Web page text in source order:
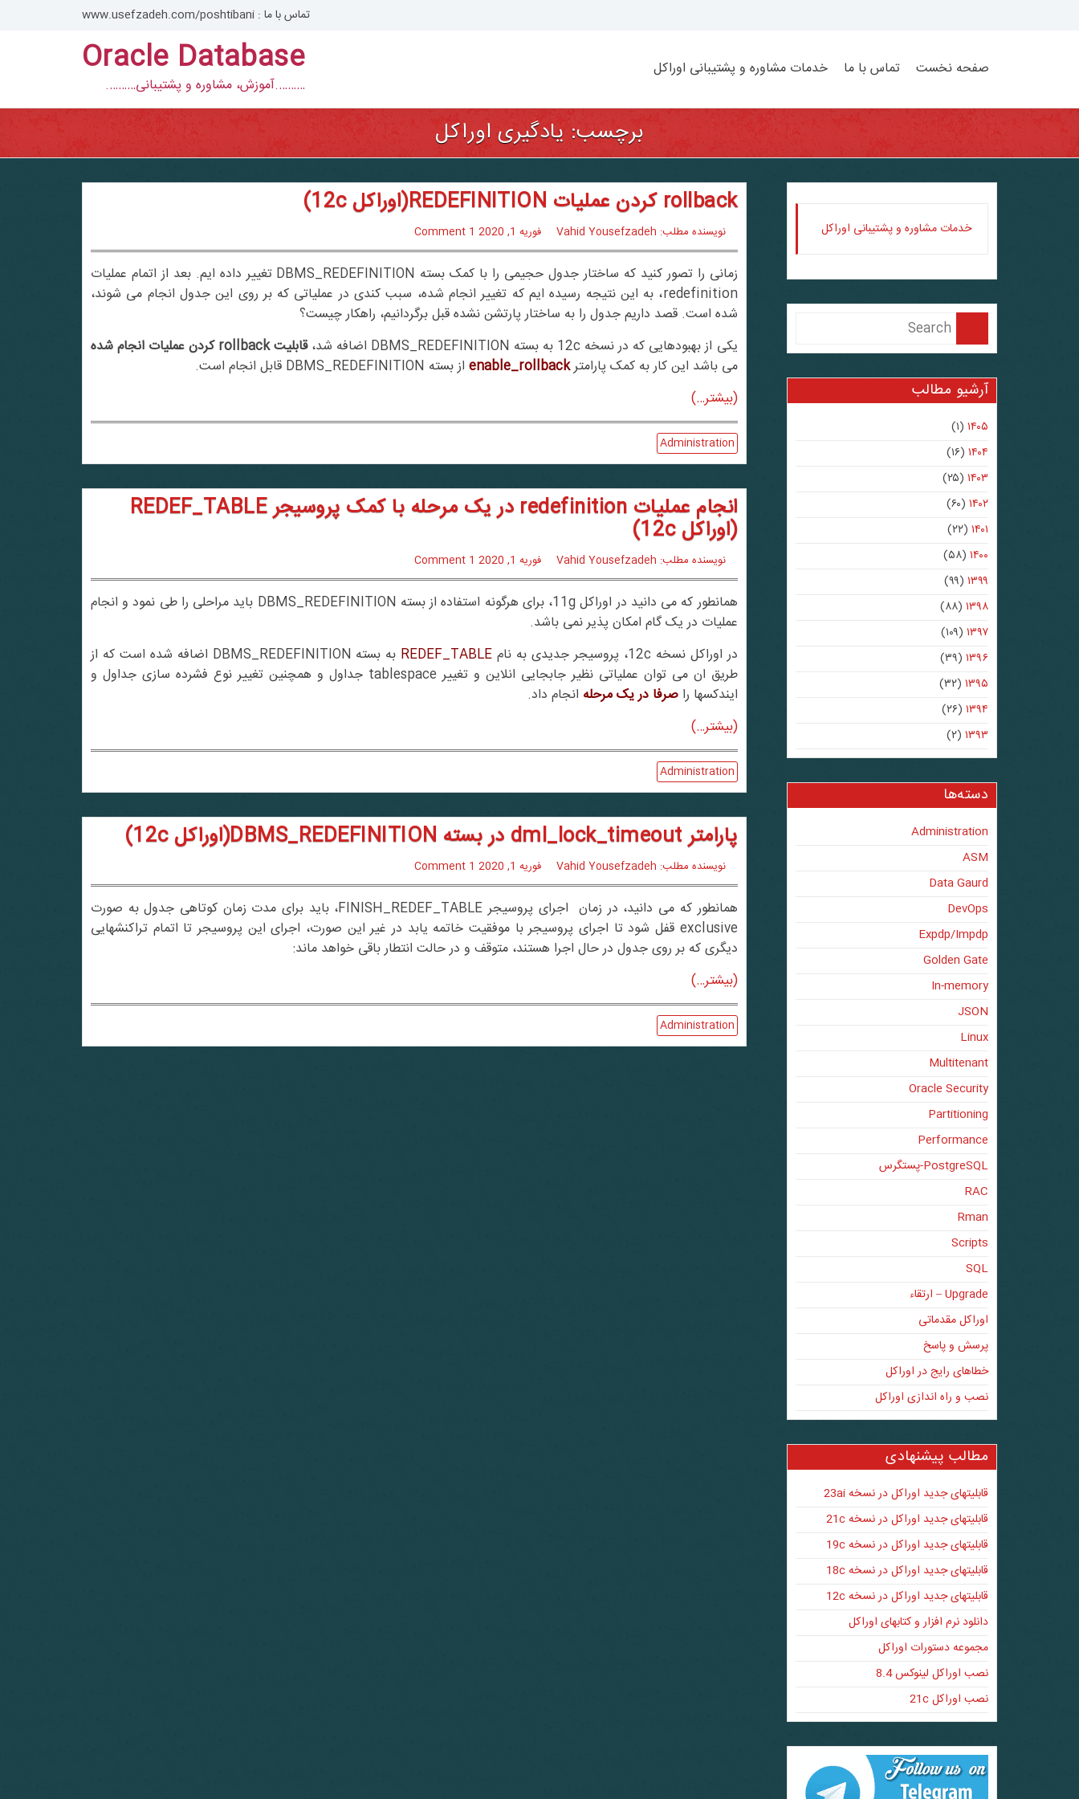
تماس با ما : www.usefzadeh.com/poshtibani
Oracle Database
……….آموزش، مشاوره و پشتیبانی……….
خدمات مشاوره و پشتیبانی اوراکل تماس با ما صفحه نخست
برچسب:یادگیری اوراکل
rollback کردن عملیات REDEFINITION(اوراکل 12c)
نویسنده مطلب: Vahid Yousefzadeh فوریه 1, 2020 1 Comment
زمانی را تصور کنید که ساختار جدول حجیمی را با کمک بسته DBMS_REDEFINITION تغییر داده ایم. بعد از اتمام عملیات
redefinition، به این نتیجه رسیده ایم که تغییر انجام شده، سبب کندی در عملیاتی که بر روی این جدول انجام می شوند،
شده است. قصد داریم جدول را به ساختار پارتشن نشده قبل برگردانیم، راهکار چیست؟
یکی از بهبودهایی که در نسخه 12c به بسته DBMS_REDEFINITION اضافه شد،
قابلیت rollback کردن عملیات انجام شده
می باشد این کار به کمک پارامترenable_rollback از بسته DBMS_REDEFINITION قابل انجام است.
(بیشتر…)
Administration
انجام عملیات redefinition در یک مرحله با کمک پروسیجر REDEF_TABLE
(اوراکل 12c)
نویسنده مطلب: Vahid Yousefzadeh فوریه 1, 2020 1 Comment
همانطور که می دانید در اوراکل 11g، برای هرگونه استفاده از بسته DBMS_REDEFINITION باید مراحلی را طی نمود و انجام
عملیات در یک گام امکان پذیر نمی باشد.
در اوراکل نسخه 12c، پروسیجر جدیدی به نام
REDEF_TABLE
به بسته DBMS_REDEFINITION اضافه شده است که از
طریق ان می توان عملیاتی نظیر جابجایی انلاین و تغییر tablespace جداول و همچنین تغییر نوع فشرده سازی جداول و
ایندکسها راصرفا در یک مرحله انجام داد.
(بیشتر…)
Administration
پارامتر dml_lock_timeout در بسته DBMS_REDEFINITION(اوراکل 12c)
نویسنده مطلب: Vahid Yousefzadeh فوریه 1, 2020 1 Comment
همانطور که می دانید، در زمان اجرای پروسیجر FINISH_REDEF_TABLE، باید برای مدت زمان کوتاهی جدول به صورت
exclusive قفل شود تا اجرای پروسیجر با موفقیت خاتمه یابد در غیر این صورت، اجرای این پروسیجر تا اتمام تراکنشهایی
دیگری که بر روی جدول در حال اجرا هستند، متوقف و در حالت انتطار باقی خواهد ماند:
(بیشتر…)
Administration
خدمات مشاوره و پشتیبانی اوراکل
آرشیو مطالب
۱۴۰۵ (۱)
۱۴۰۴ (۱۶)
۱۴۰۳ (۲۵)
۱۴۰۲ (۶۰)
۱۴۰۱ (۲۲)
۱۴۰۰ (۵۸)
۱۳۹۹ (۹۹)
۱۳۹۸ (۸۸)
۱۳۹۷ (۱۰۹)
۱۳۹۶ (۳۹)
۱۳۹۵ (۳۲)
۱۳۹۴ (۲۶)
۱۳۹۳ (۲)
دسته‌ها
Administration
ASM
Data Gaurd
DevOps
Expdp/Impdp
Golden Gate
In-memory
JSON
Linux
Multitenant
Oracle Security
Partitioning
Performance
PostgreSQL-پستگرس
RAC
Rman
Scripts
SQL
Upgrade – ارتقاء
اوراکل مقدماتی
پرسش و پاسخ
خطاهای رایج در اوراکل
نصب و راه اندازی اوراکل
مطالب پیشنهادی
قابلیتهای جدید اوراکل در نسخه 23ai
قابلیتهای جدید اوراکل در نسخه 21c
قابلیتهای جدید اوراکل در نسخه 19c
قابلیتهای جدید اوراکل در نسخه 18c
قابلیتهای جدید اوراکل در نسخه 12c
دانلود نرم افزار و کتابهای اوراکل
مجموعه دستورات اوراکل
نصب اوراکل لینوکس 8.4
نصب اوراکل 21c